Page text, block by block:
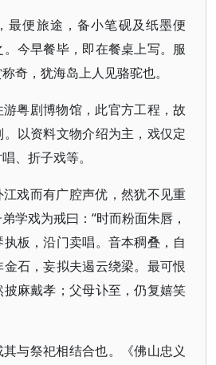
最便旅途，备小笔砚及纸墨便
今早餐毕，即在餐桌上写。服
奇，犹海岛上人见骆驼也。
粤剧博物馆，此官方工程，故
以资料文物介绍为主，戏仅定
、折子戏等。
戏而有广腔声优，然犹不见重
学戏为戒曰：“时而粉面朱唇，
板，沿门卖唱。音本稠叠，自
石，妄拟夫遏云绕梁。最可恨
麻戴孝；父母讣至，仍复嬉笑
与祭祀相结合也。《佛山忠义